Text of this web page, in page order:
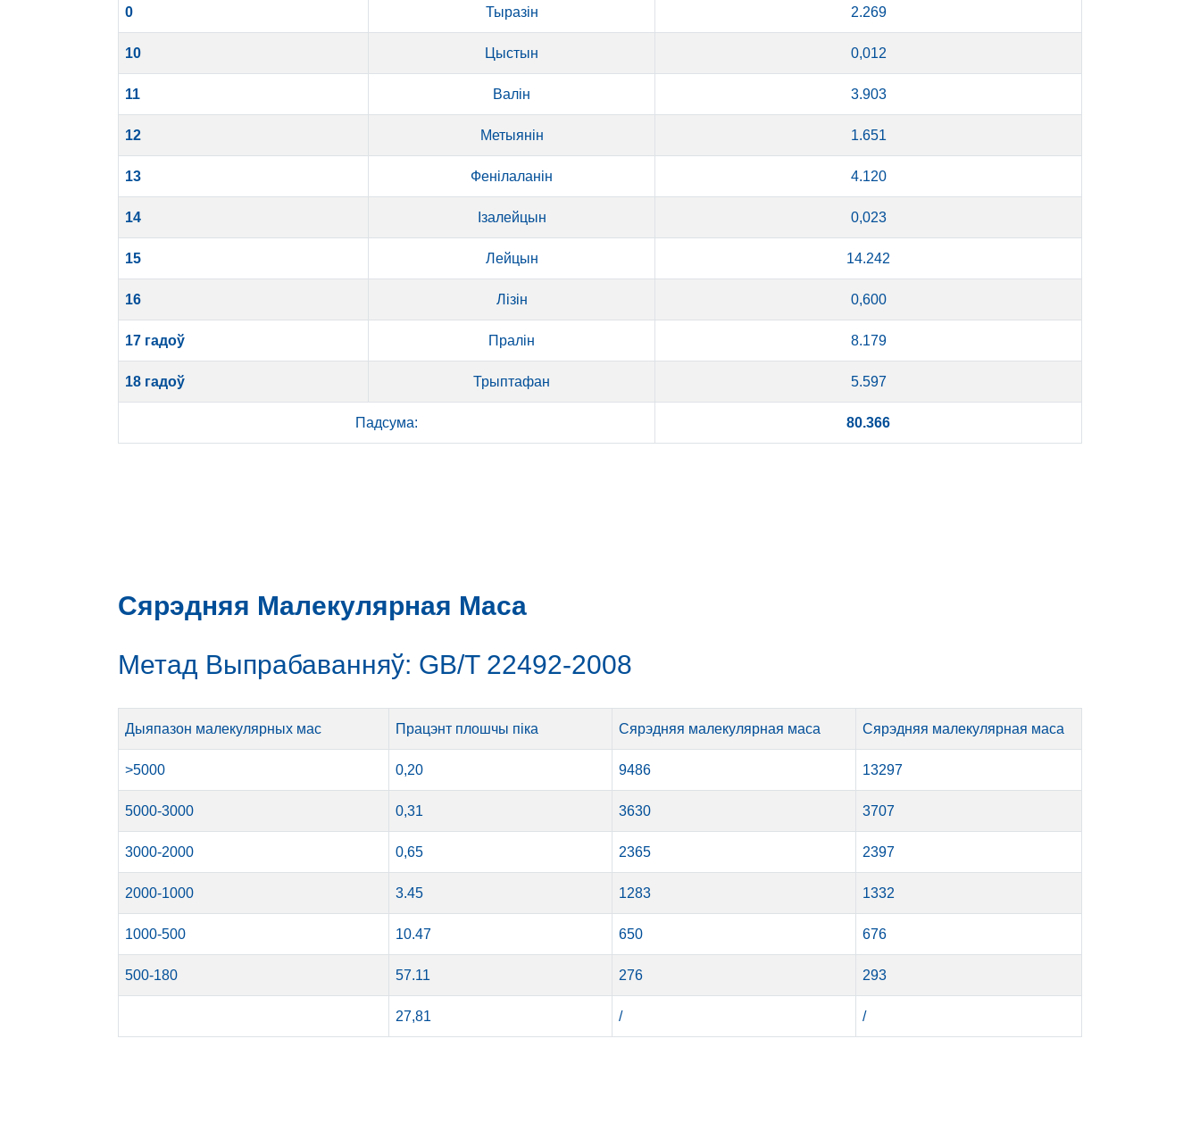
0 Тыразін 2.269
10 Цыстын 0,012
11 Валін 3.903
12 Метыянін 1.651
13 Фенілаланін 4.120
14 Ізалейцын 0,023
15 Лейцын 14.242
16 Лізін 0,600
17 гадоў Пралін 8.179
18 гадоў Трыптафан 5.597
Падсума: 80.366
Сярэдняя Малекулярная Маса
Метад Выпрабаванняў: GB/T 22492-2008
Дыяпазон малекулярных мас Працэнт плошчы піка Сярэдняя малекулярная маса Сярэдняя малекулярная маса
>5000 0,20 9486 13297
5000-3000 0,31 3630 3707
3000-2000 0,65 2365 2397
2000-1000 3.45 1283 1332
1000-500 10.47 650 676
500-180 57.11 276 293
27,81 / /